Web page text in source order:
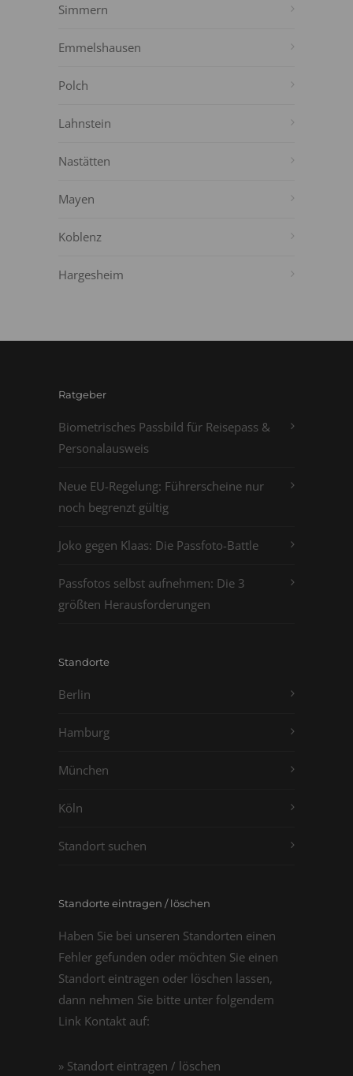
Simmern
Emmelshausen
Polch
Lahnstein
Nastätten
Mayen
Koblenz
Hargesheim
Ratgeber
Biometrisches Passbild für Reisepass &
Personalausweis
Neue EU-Regelung: Führerscheine nur
noch begrenzt gültig
Joko gegen Klaas: Die Passfoto-Battle
Passfotos selbst aufnehmen: Die 3
größten Herausforderungen
Standorte
Berlin
Hamburg
München
Köln
Standort suchen
Standorte eintragen / löschen
Haben Sie bei unseren Standorten einen
Fehler gefunden oder möchten Sie einen
Standort eintragen oder löschen lassen,
dann nehmen Sie bitte unter folgendem
Link Kontakt auf:
» Standort eintragen / löschen